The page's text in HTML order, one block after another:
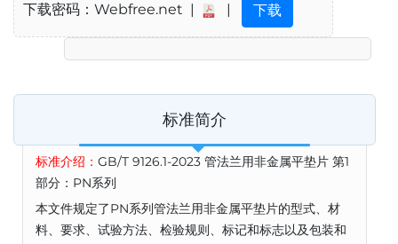
下载密码：Webfree.net | | 下载
标准简介
标准介绍： GB/T 9126.1-2023 管法兰用非金属平垫片 第1
部分：PN系列
本文件规定了PN系列管法兰用非金属平垫片的型式、材
料、要求、试验方法、检验规则、标记和标志以及包装和